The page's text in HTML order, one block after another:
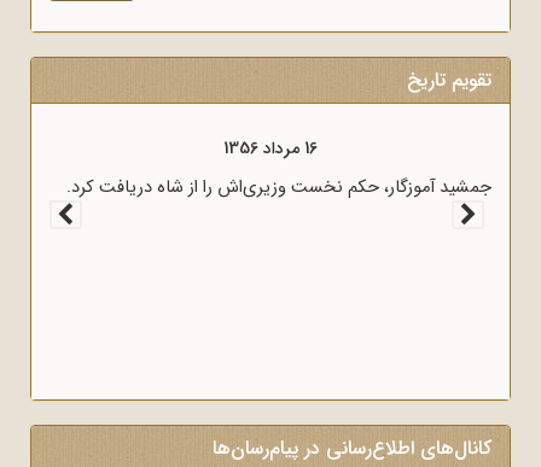
تقویم تاریخ
16 مرداد 1356
جمشید آموزگار، حکم نخست وزیری‌اش را از شاه دریافت کرد.
کانال‌های اطلاع‌رسانی در پیام‌رسان‌ها